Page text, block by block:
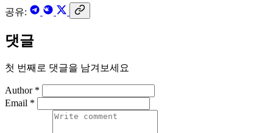
공유:
댓글
첫 번째로 댓글을 남겨보세요
Author *
Email *